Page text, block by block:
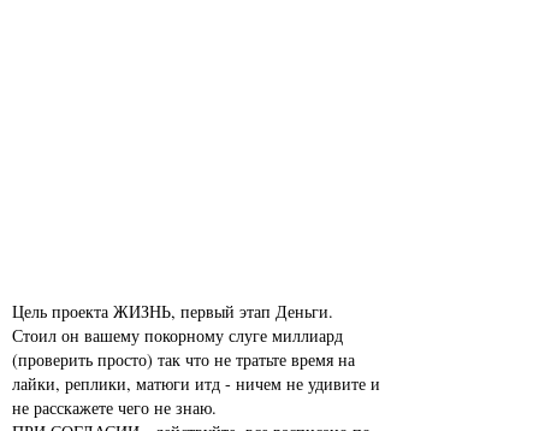
Цель проекта ЖИЗНЬ, первый этап Деньги.
Стоил он вашему покорному слуге миллиард
(проверить просто) так что не тратьте время на
лайки, реплики, матюги итд - ничем не удивите и
не расскажете чего не знаю.